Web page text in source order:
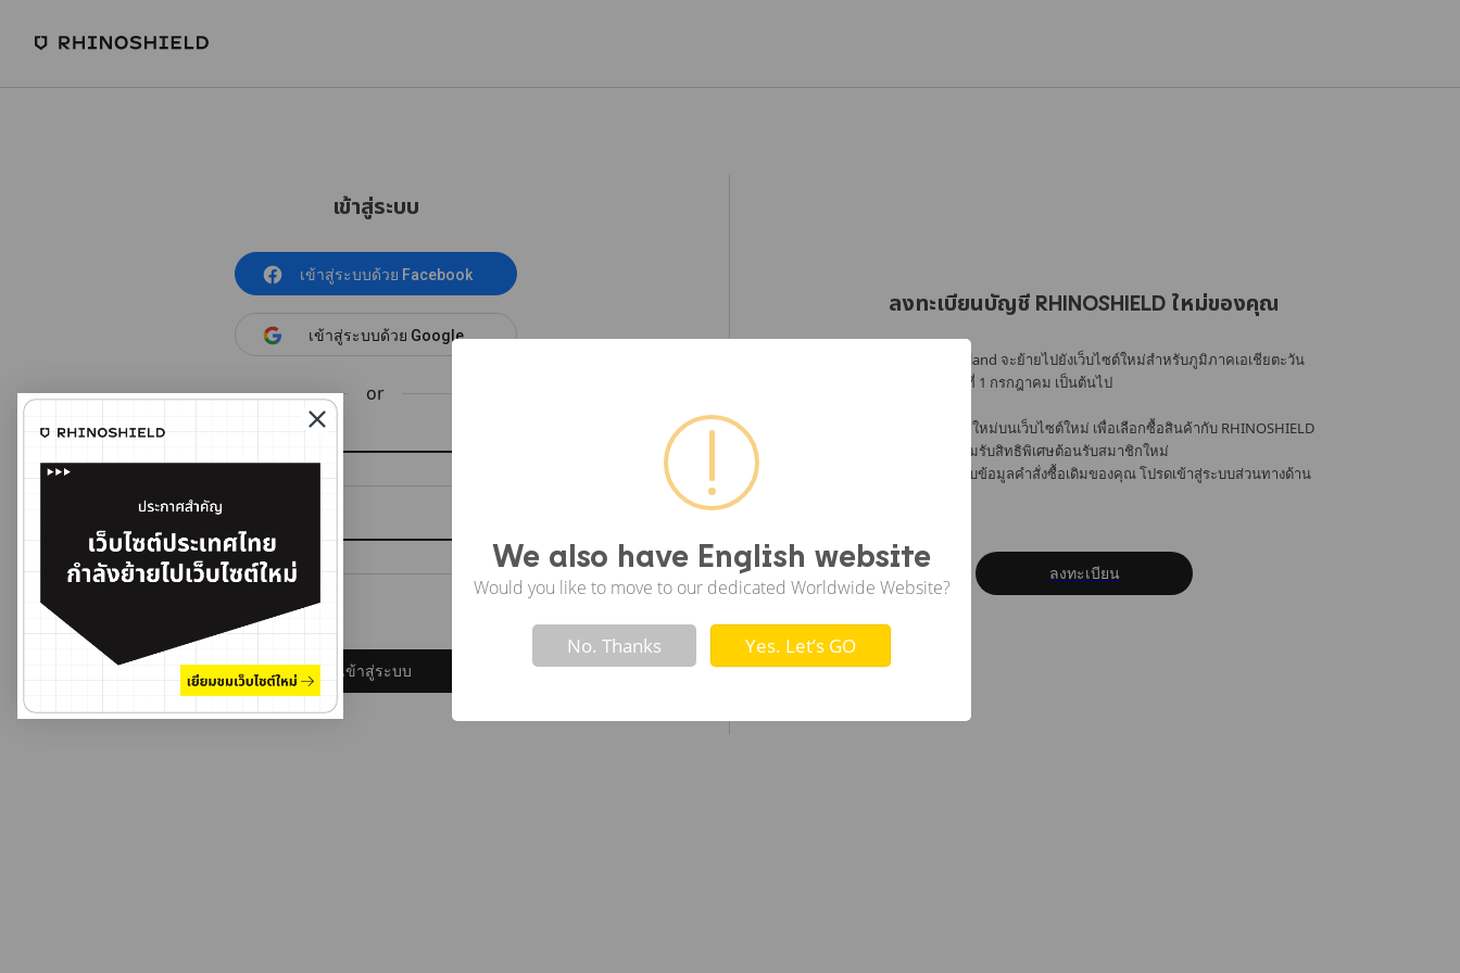
We also have English website
Would you like to move to our dedicated Worldwide Website?
! Not valid!
No. Thanks Yes. Let’s GO
เข้าสู่ระบบ
เข้าสู่ระบบด้วย Facebook
เข้าสู่ระบบด้วย Google
or
อีเมล
รหัสผ่าน
ลงทะเบียนบัญชี RHINOSHIELD ใหม่ของคุณ
RHINOSHIELD Thailand จะย้ายไปยังเว็บไซต์ใหม่สำหรับภูมิภาคเอเชียตะวัน
ออกเฉียงใต้ตั้งแต่วันที่ 1 กรกฎาคม เป็นต้นไป
โปรดลงทะเบียนบัญชีใหม่บนเว็บไซต์ใหม่ เพื่อเลือกซื้อสินค้ากับ RHINOSHIELD
ได้อย่างต่อเนื่อง พร้อมรับสิทธิพิเศษต้อนรับสมาชิกใหม่
หากต้องการตรวจสอบข้อมูลคำสั่งซื้อเดิมของคุณ โปรดเข้าสู่ระบบส่วนทางด้าน